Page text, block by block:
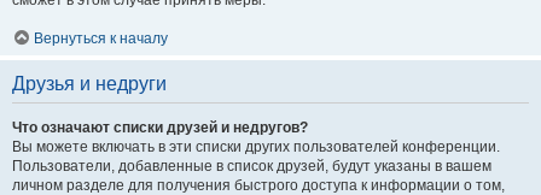
Вернуться к началу
Друзья и недруги
Что означают списки друзей и недругов?
Вы можете включать в эти списки других пользователей конференции.
Пользователи, добавленные в список друзей, будут указаны в вашем
личном разделе для получения быстрого доступа к информации о том,